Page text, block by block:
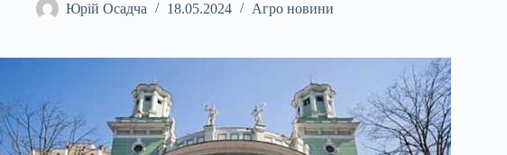
Юрій Осадча 18.05.2024 Агро новини